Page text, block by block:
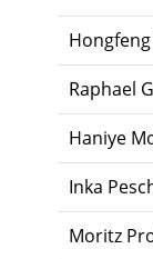
Raphael
Haniye
Inka
Moritz